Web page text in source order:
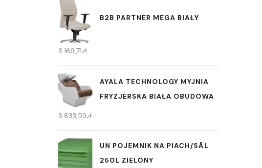
B2B PARTNER MEGA BIAŁY
3 169,71zł
AYALA TECHNOLOGY MYJNIA
FRYZJERSKA BIAŁA OBUDOWA
3 833,59zł
UN POJEMNIK NA PIACH/SÃL
250L ZIELONY